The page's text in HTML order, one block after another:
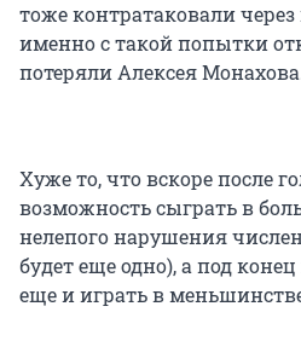
тоже контратаковали
именно с такой попытки
потеряли Алексея
Хуже то, что вскоре после
возможность сыграть в
нелепого нарушения
будет еще одно), а под
еще и играть в